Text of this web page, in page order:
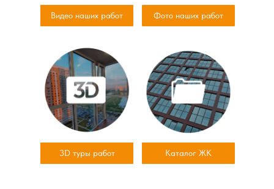
Видео наших работ Фото наших работ
3D туры работ Каталог ЖК